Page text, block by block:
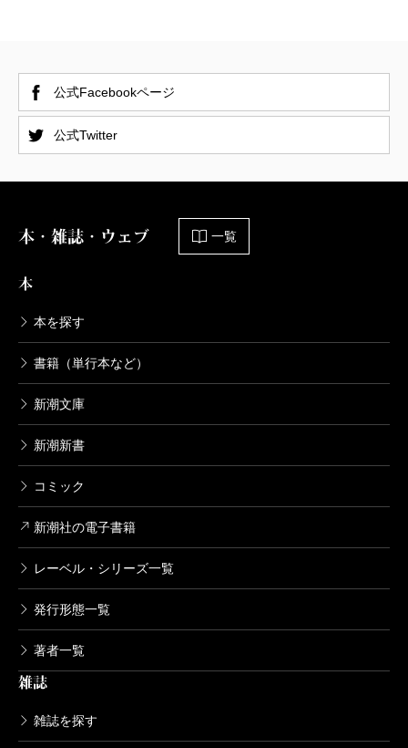
公式Facebookページ
公式Twitter
本・雑誌・ウェブ 一覧
本
本を探す
書籍（単行本など）
新潮文庫
新潮新書
コミック
新潮社の電子書籍
レーベル・シリーズ一覧
発行形態一覧
著者一覧
雑誌
雑誌を探す